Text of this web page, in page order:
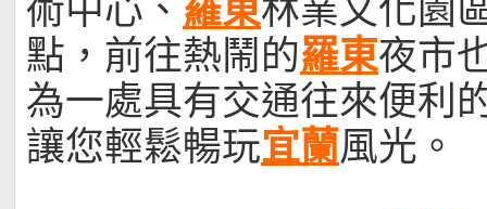
術中心、 羅東林業文化園
點，前往熱鬧的羅東夜市
為一處具有交通往來便利
讓您輕鬆暢玩宜蘭風光。